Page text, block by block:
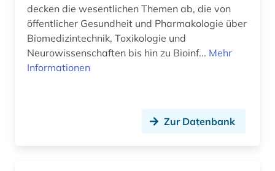
decken die wesentlichen Themen ab, die von
öffentlicher Gesundheit und Pharmakologie über
Biomedizintechnik, Toxikologie und
Neurowissenschaften bis hin zu Bioinf... Mehr
Informationen
Zur Datenbank